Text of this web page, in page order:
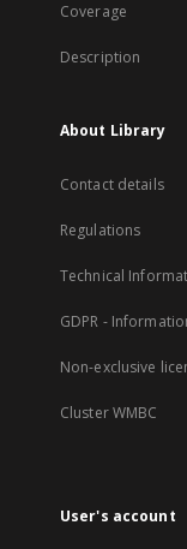
Coverage
Description
About Library
Contact details
Regulations
Technical
GDPR -
Non-exclusive
Cluster WMBC
User's account